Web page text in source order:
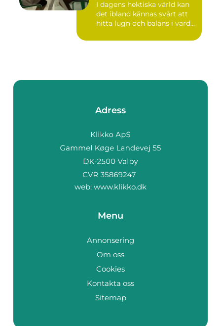
I dagens hektiska värld kan
det ibland kännas svårt att
hitta lugn och balans i vard...
Adress
web: www.klikko.dk
Menu
Annonsering
Om oss
Cookies
Kontakta oss
Sitemap